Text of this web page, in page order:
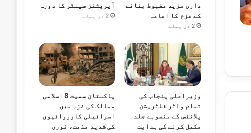
داری مزید مضبوط بنانے
کے عزم کا اعادہ
2 دن پہلے
آپریشنز سینٹر کا دورہ
2 دن پہلے
وزیراعلیٰ پنجاب کی
تمام واٹر فلٹریشن
پلانٹس کے منصوبے جلد
مکمل کرنے کی ہدایت
پاکستان سمیت 8 اسلامی
ممالک کی غزہ میں
اسرائیلی کارروائیوں
کی شدید مذمت، فوری